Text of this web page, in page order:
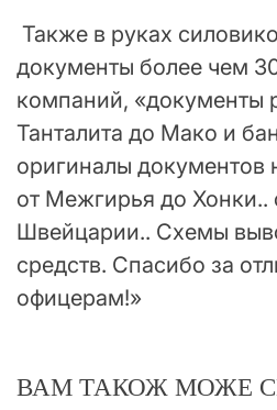
Также в руках
документы более чем
компаний, «документы
Танталита до Мако и
оригиналы документов
от Межгирья до Хонки..
Швейцарии.. Схемы
средств. Спасибо за
офицерам!»
ВАМ ТАКОЖ МОЖЕ